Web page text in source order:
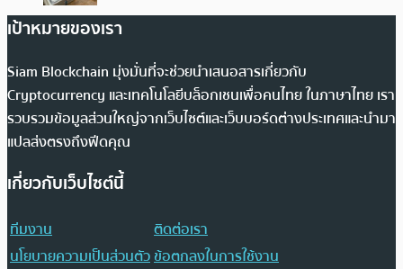
เป้าหมายของเรา
Siam Blockchain มุ่งมั่นที่จะช่วยนำเสนอสารเกี่ยวกับ
Cryptocurrency และเทคโนโลยีบล็อกเชนเพื่อคนไทย ในภาษาไทย เรา
รวบรวมข้อมูลส่วนใหญ่จากเว็บไซต์และเว็บบอร์ดต่างประเทศและนำมา
แปลส่งตรงถึงฟีดคุณ
เกี่ยวกับเว็บไซต์นี้
ทีมงาน
ติดต่อเรา
นโยบายความเป็นส่วนตัวข้อตกลงในการใช้งาน